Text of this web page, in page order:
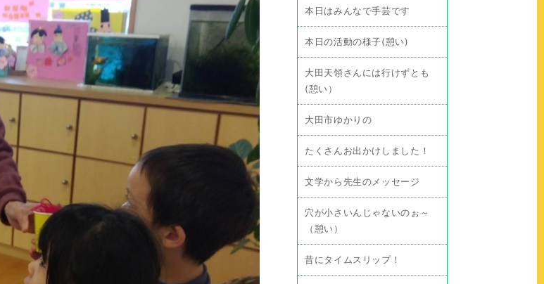
本日はみんなで手芸です
本日の活動の様子(憩い)
大田天領さんには行けずとも
(憩い）
大田市ゆかりの
たくさんお出かけしました！
文学から先生のメッセージ
穴が小さいんじゃないのぉ～
（憩い）
昔にタイムスリップ！